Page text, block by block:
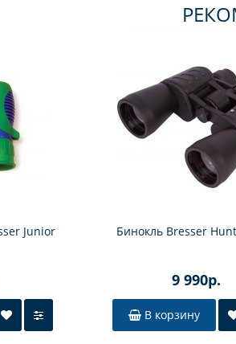
Junior
Бинокль Bresser
9 990р.
В корзину